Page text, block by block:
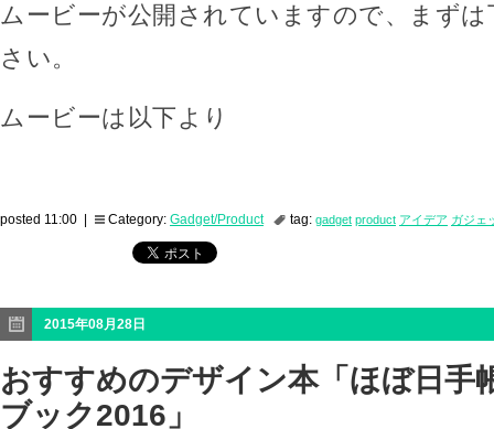
ムービーが公開されていますので、まず
さい。
ムービーは以下より
posted 11:00 | Category: Gadget/Product tag: gadget product アイデア ガジェ
2015年08月28日
おすすめのデザイン本「ほぼ日手
ブック2016」